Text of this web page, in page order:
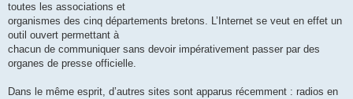
toutes les associations et
organismes des cinq départements bretons. L’Internet se veut en effet un
outil ouvert permettant à
chacun de communiquer sans devoir impérativement passer par des
organes de presse officielle.
Dans le même esprit, d’autres sites sont apparus récemment : radios en